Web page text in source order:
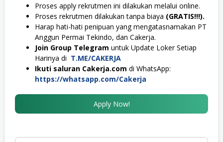
Proses apply rekrutmen ini dilakukan melalui online.
Proses rekrutmen dilakukan tanpa biaya (GRATIS!!!).
Harap hati-hati penipuan yang mengatasnamakan PT
Anggun Permai Tekindo, dan Cakerja.
Join Group Telegram untuk Update Loker Setiap
Harinya di T.ME/CAKERJA
Ikuti saluran Cakerja.com di WhatsApp:
https://whatsapp.com/Cakerja
Apply Now!